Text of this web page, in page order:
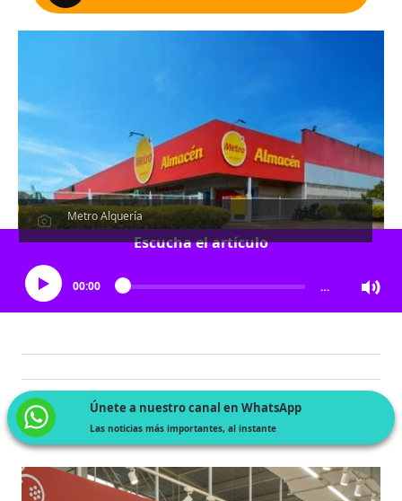
Metro Alquería
Escucha el artículo
00:00 …
Únete a nuestro canal en WhatsApp
Las noticias más importantes, al instante